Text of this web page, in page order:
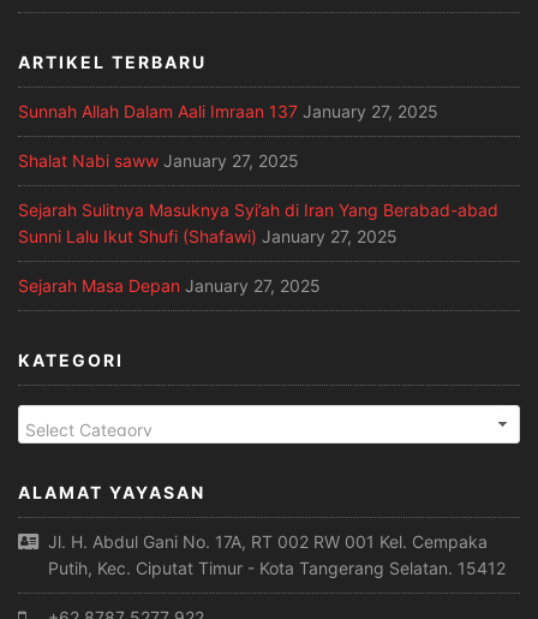
ARTIKEL TERBARU
Sunnah Allah Dalam Aali Imraan 137 January 27, 2025
Shalat Nabi saww January 27, 2025
Sejarah Sulitnya Masuknya Syi’ah di Iran Yang Berabad-abad
Sunni Lalu Ikut Shufi (Shafawi) January 27, 2025
Sejarah Masa Depan January 27, 2025
KATEGORI
ALAMAT YAYASAN
Jl. H. Abdul Gani No. 17A, RT 002 RW 001 Kel. Cempaka
Putih, Kec. Ciputat Timur - Kota Tangerang Selatan. 15412